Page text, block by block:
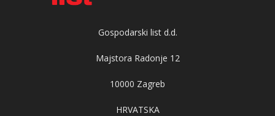
Gospodarski list d.d.
Majstora Radonje 12
10000 Zagreb
HRVATSKA